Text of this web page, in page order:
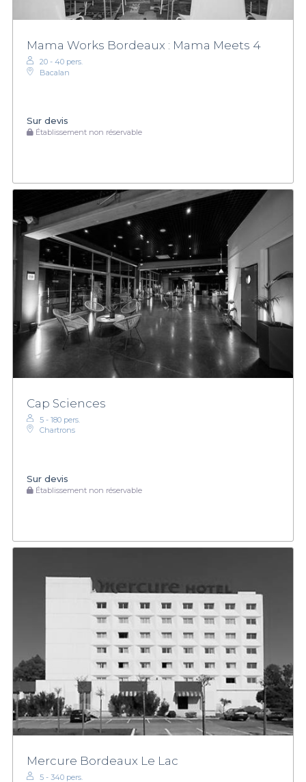
Mama Works Bordeaux : Mama Meets 4
20 - 40 pers.
Bacalan
Sur devis
Établissement non réservable
Cap Sciences
5 - 180 pers.
Chartrons
Sur devis
Établissement non réservable
Mercure Bordeaux Le Lac
5 - 340 pers.